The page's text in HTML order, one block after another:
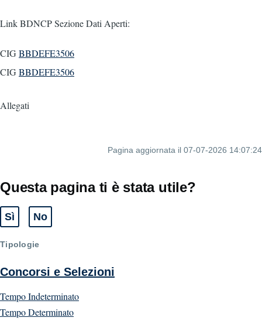
Link BDNCP Sezione Dati Aperti:
CIGBBDEFE3506
CIGBBDEFE3506
Allegati
Pagina aggiornata il 07-07-2026 14:07:24
Questa pagina ti è stata utile?
Sì
Tipologie
Concorsi e Selezioni
Tempo Indeterminato
Tempo Determinato